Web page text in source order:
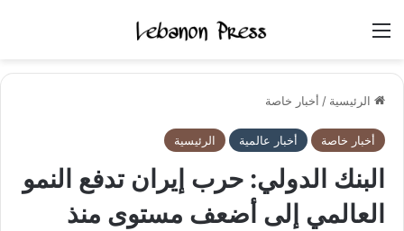
الرئيسية / أخبار خاصة
أخبار خاصة أخبار عالمية الرئيسية
البنك الدولي: حرب إيران تدفع النمو
العالمي إلى أضعف مستوى منذ